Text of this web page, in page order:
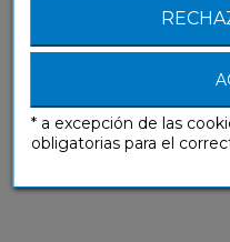
* a excepción de las
obligatorias para el